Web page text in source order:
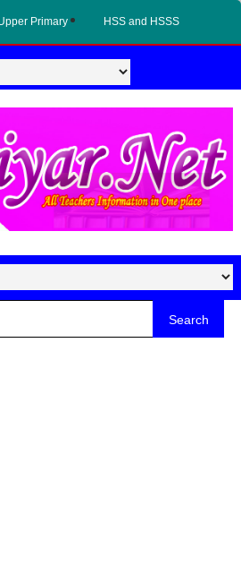
Primary HSS and HSSS
Search